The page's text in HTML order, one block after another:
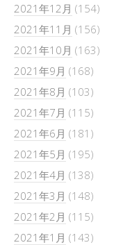
2021年12月 (154)
2021年11月 (156)
2021年10月 (163)
2021年9月 (168)
2021年8月 (103)
2021年7月 (115)
2021年6月 (181)
2021年5月 (195)
2021年4月 (138)
2021年3月 (148)
2021年2月 (115)
2021年1月 (143)